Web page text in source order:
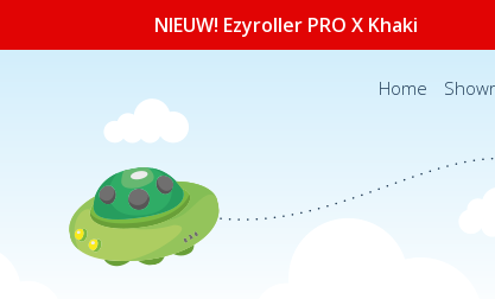
NIEUW! Ezyroller PRO X Khaki
Home